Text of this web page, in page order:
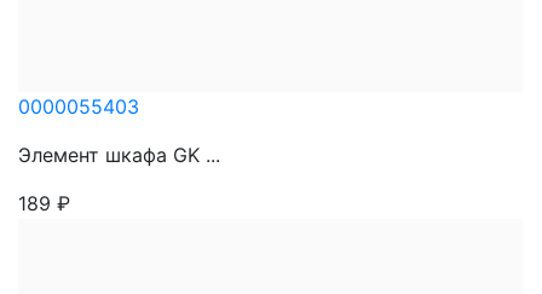
0000055403
Элемент шкафа GK ...
189 ₽